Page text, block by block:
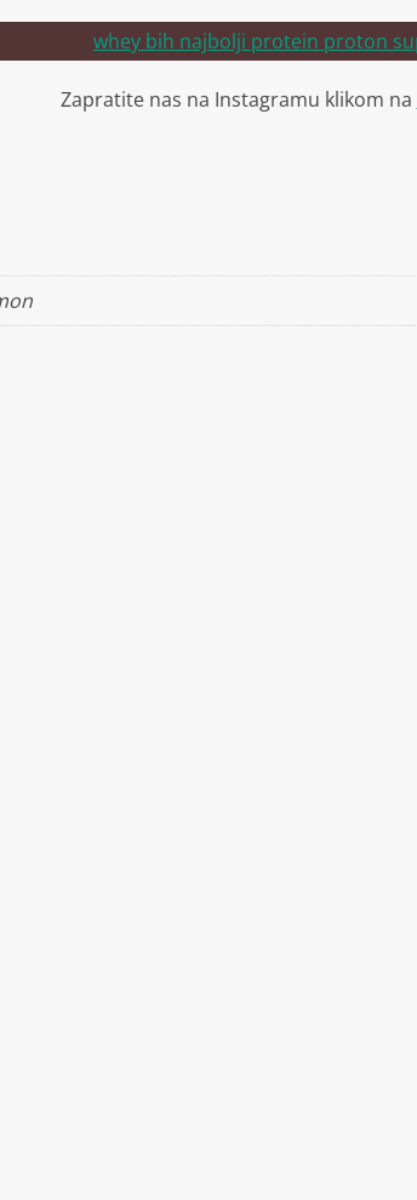
Zapratite nas na Instagramu klikom na